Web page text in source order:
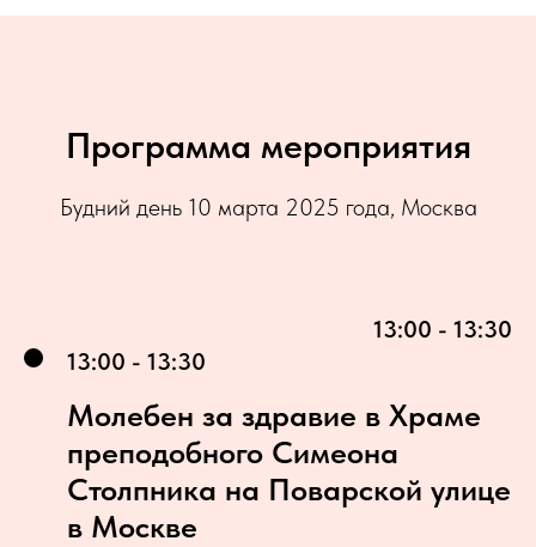
Программа мероприятия
Будний день 10 марта 2025 года, Москва
13:00 - 13:30
13:00 - 13:30
Молебен за здравие в Храме
преподобного Симеона
Столпника на Поварской улице
в Москве